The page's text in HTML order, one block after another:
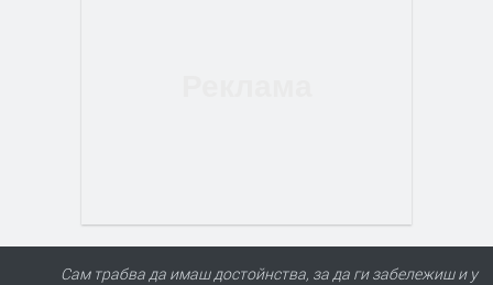
Сам трабва да имаш достойнства, за да ги забележиш и у